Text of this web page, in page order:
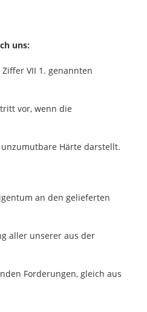
uns:
VII 1. genannten
vor, wenn die
Härte darstellt.
an den gelieferten
aller unserer aus der
Forderungen, gleich aus